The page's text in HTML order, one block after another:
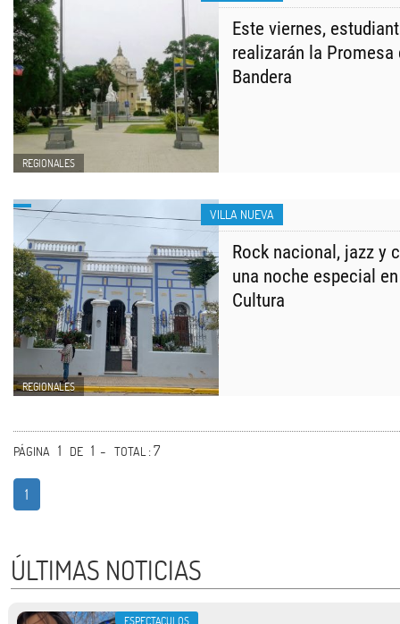
REGIONALES
Este viernes,
realizarán la Promesa
Bandera
VILLA NUEVA
REGIONALES
Rock nacional, jazz y
una noche especial
Cultura
PÁGINA 1 DE 1 - TOTAL: 7
1
ÚLTIMAS NOTICIAS
ESPECTACULOS